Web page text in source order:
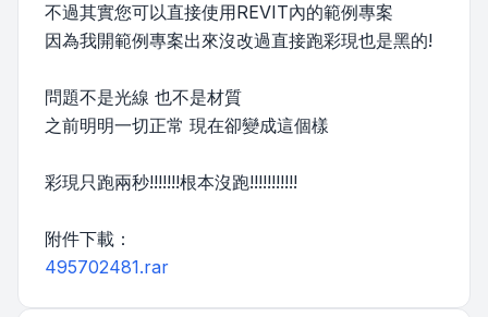
不過其實您可以直接使用REVIT內的範例專案
因為我開範例專案出來沒改過直接跑彩現也是黑的!
問題不是光線 也不是材質
之前明明一切正常 現在卻變成這個樣
彩現只跑兩秒!!!!!!!根本沒跑!!!!!!!!!!!
附件下載：
495702481.rar